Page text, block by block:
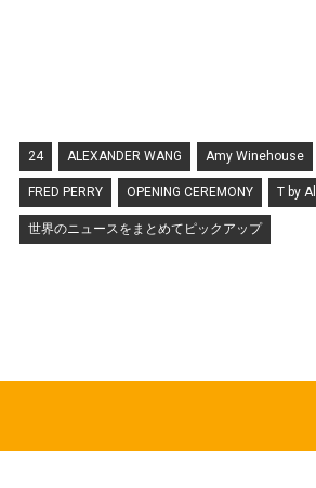
24 ALEXANDER WANG Amy Winehouse
FRED PERRY OPENING CEREMONY T by
世界のニュースをまとめてピックアップ